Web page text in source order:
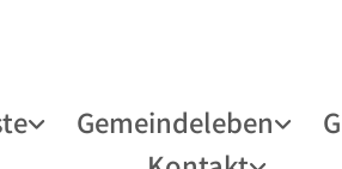
Gemeindeleben